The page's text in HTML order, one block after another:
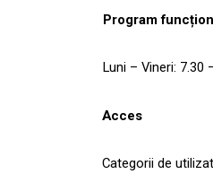
Program
Luni – Vineri: 7.30
Acces
Categorii de